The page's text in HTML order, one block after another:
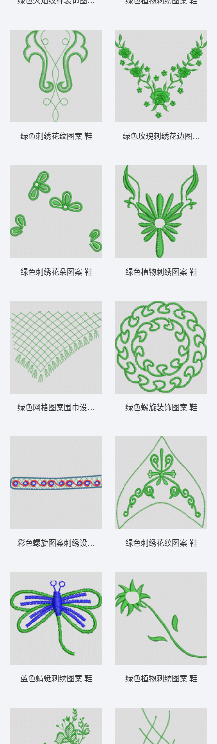
绿色刺绣花纹图案 鞋
绿色刺绣花朵图案 鞋
绿色网格图案围巾设计图 鞋
彩色螺旋图案刺绣设计 鞋
蓝色蜻蜓刺绣图案 鞋
绿色玫瑰刺绣花边图案 鞋
绿色植物刺绣图案 鞋
绿色螺旋装饰图案 鞋
绿色刺绣花纹图案 鞋
绿色植物刺绣图案 鞋